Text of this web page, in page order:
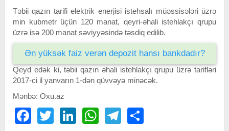
Təbii qazın tarifi elektrik enerjisi istehsalı müəssisələri üzrə
min kubmetr üçün 120 manat, qeyri-əhali istehlakçı qrupu
üzrə isə 200 manat səviyyəsində təsdiq edilib.
Ən yüksək faiz verən depozit hansı bankdadır?
Qeyd edək ki, təbii qazın əhali istehlakçı qrupu üzrə tarifləri
2017-ci il yanvarın 1-dən qüvvəyə minəcək.
Mənbə: Oxu.az
FacebookTwitter LinkedIn WhatsAppTelegram